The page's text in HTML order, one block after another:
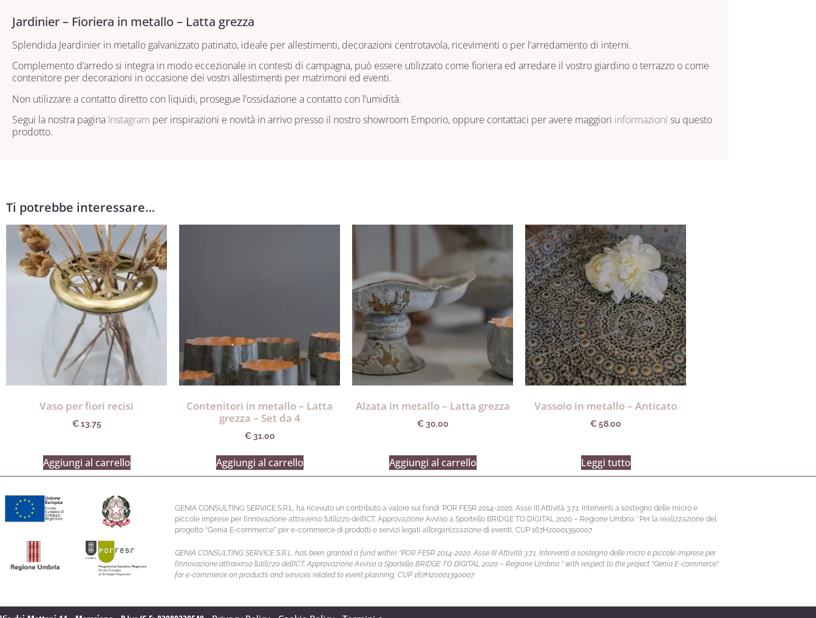
Jardinier – Fioriera in metallo – Latta grezza
Splendida Jeardinier in metallo galvanizzato patinato, ideale per allestimenti, decorazioni centrotavola, ricevimenti o per l’arredamento di interni.
Complemento d’arredo si integra in modo eccezionale in contesti di campagna, può essere utilizzato come fioriera ed arredare il vostro giardino o terrazzo o come
contenitore per decorazioni in occasione dei vostri allestimenti per matrimoni ed eventi.
Non utilizzare a contatto diretto con liquidi, prosegue l’ossidazione a contatto con l’umidità.
Segui la nostra pagina Instagram per inspirazioni e novità in arrivo presso il nostro showroom Emporio, oppure contattaci per avere maggiori informazioni su questo
prodotto.
Ti potrebbe interessare…
Vaso per fiori recisi
€13.75
Aggiungi al carrello
Contenitori in metallo – Latta
grezza – Set da 4
€31.00
Aggiungi al carrello
Alzata in metallo – Latta grezza
€30.00
Aggiungi al carrello
Vassoio in metallo – Anticato
€58.00
Leggi tutto
GENIA CONSULTING SERVICE S.R.L. ha ricevuto un contributo a valore sui fondi ‘POR FESR 2014-2020. Asse III Attività 3.7.1. Interventi a sostegno delle micro e
piccole imprese per l’innovazione attraverso l’utilizzo dell’ICT. Approvazione Avviso a Sportello BRIDGE TO DIGITAL 2020 – Regione Umbria ‘ Per la realizzazione del
progetto “Genia E-commerce” per e-commerce di prodotti e servizi legati all’organizzazione di eventi, CUP 167H20001390007
GENIA CONSULTING SERVICE S.R.L. has been granted a fund within “POR FESR 2014-2020. Asse III Attività 3.7.1. Interventi a sostegno delle micro e piccole imprese per
l’innovazione attraverso l’utilizzo dell’ICT. Approvazione Avviso a Sportello BRIDGE TO DIGITAL 2020 – Regione Umbria “ with respect to the project “Genia E-commerce”
for e-commerce on products and services related to event planning, CUP 167H20001390007